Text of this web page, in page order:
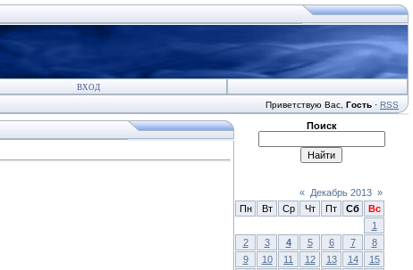
ВХОД
Приветствую Вас Гость · RSS
Поиск
« Декабрь 2013 »
Пн
Вт Ср Чт Пт Сб
Вс
1
2
3 4 5 6 7
8
9
10 11 12 13 14
15